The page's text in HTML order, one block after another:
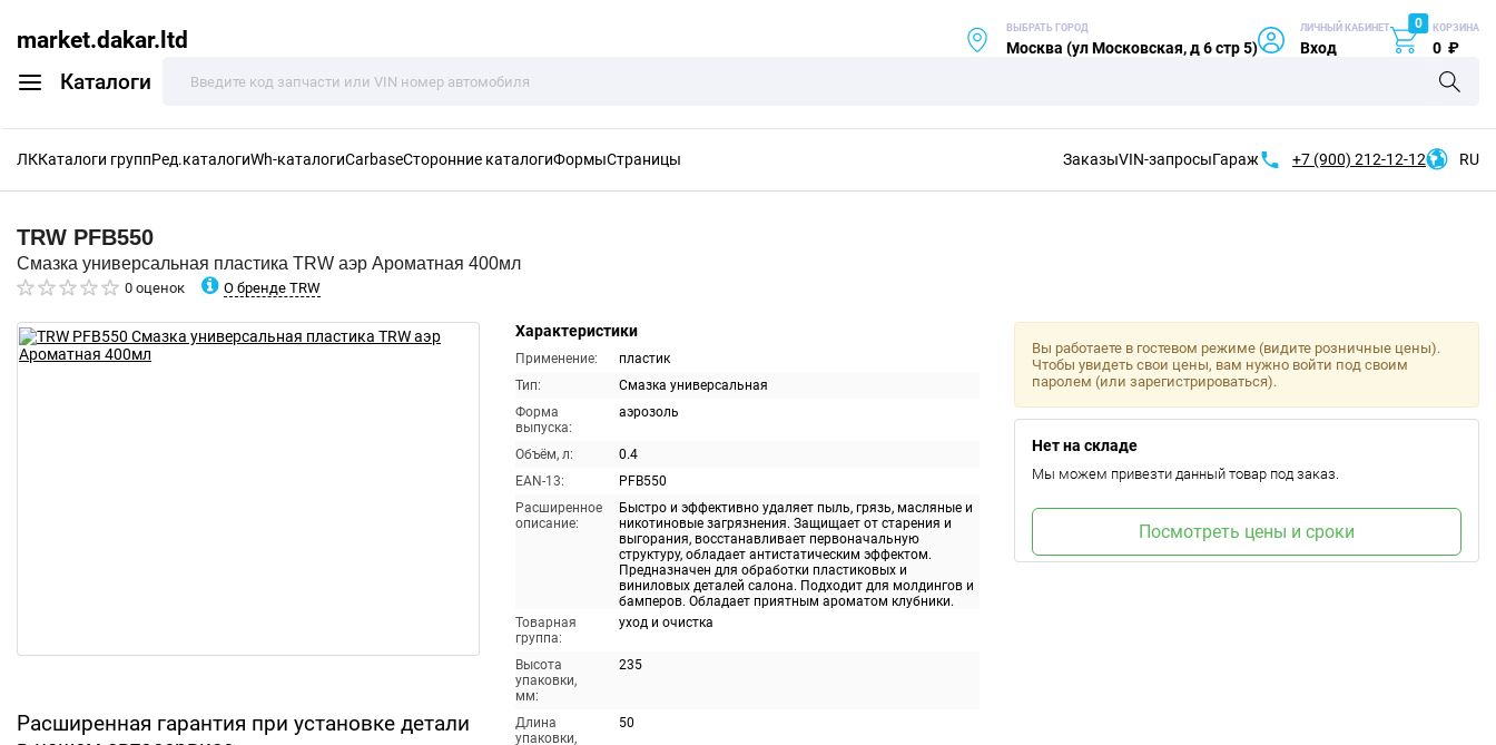
market.dakar.ltd
Каталоги
ВЫБРАТЬ ГОРОД
Москва (ул Московская, д 6 стр 5)
ЛИЧНЫЙ КАБИНЕТ
Вход
0 КОРЗИНА
0 ₽
ЛККаталоги группРед.каталогиWh-каталогиCarbaseСторонние каталогиФормыСтраницы ЗаказыVIN-запросыГараж +7 (900) 212-12-12 RU
TRW PFB550
Смазка универсальная пластика TRW аэр Ароматная 400мл
0 оценок О бренде TRW
Расширенная гарантия при установке детали
Характеристики
Применение:
пластик
Тип:
Смазка универсальная
Форма
выпуска:
аэрозоль
Объём, л:
0.4
EAN-13:
PFB550
Расширенное
описание:
Быстро и эффективно удаляет пыль, грязь, масляные и
никотиновые загрязнения. Защищает от старения и
выгорания, восстанавливает первоначальную
структуру, обладает антистатическим эффектом.
Предназначен для обработки пластиковых и
виниловых деталей салона. Подходит для молдингов и
бамперов. Обладает приятным ароматом клубники.
Товарная
группа:
уход и очистка
Высота
упаковки,
мм:
235
Длина
упаковки,
50
Вы работаете в гостевом режиме (видите розничные цены).
Чтобы увидеть свои цены, вам нужно войти под своим
паролем (или зарегистрироваться).
Нет на складе
Мы можем привезти данный товар под заказ.
Посмотреть цены и сроки